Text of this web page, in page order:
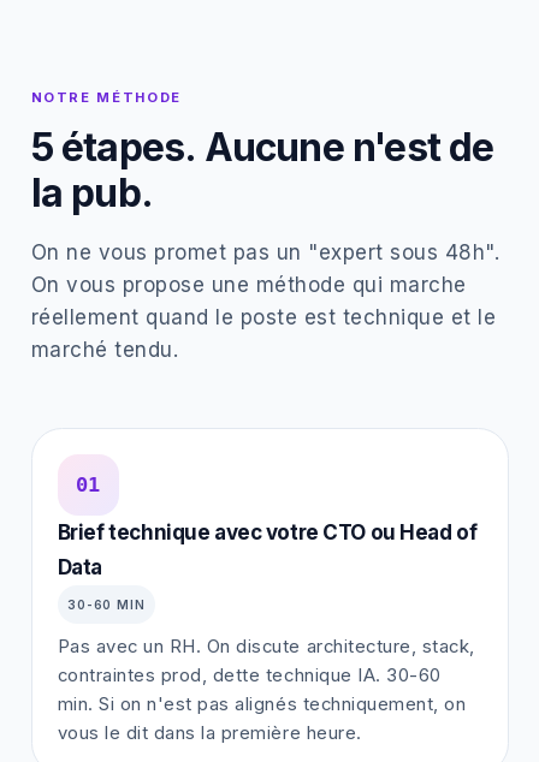
NOTRE MÉTHODE
5 étapes. Aucune n'est de
la pub.
On ne vous promet pas un "expert sous 48h".
On vous propose une méthode qui marche
réellement quand le poste est technique et le
marché tendu.
01
Brief technique avec votre CTO ou Head of
Data
30-60 MIN
Pas avec un RH. On discute architecture, stack,
contraintes prod, dette technique IA. 30-60
min. Si on n'est pas alignés techniquement, on
vous le dit dans la première heure.